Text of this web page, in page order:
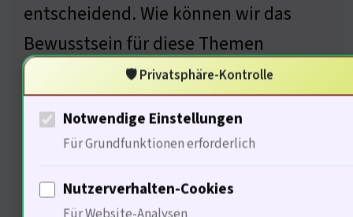
entscheidend. Wie können wir das
Bewusstsein für diese Themen
schärfen? Psychologische Aufklärung
ist der erste Schritt ;
Ökonomische Folgen von
🛡️ Privatsphäre-Kontrolle
Notwendige Einstellungen
Für Grundfunktionen erforderlich
Nutzerverhalten-Cookies